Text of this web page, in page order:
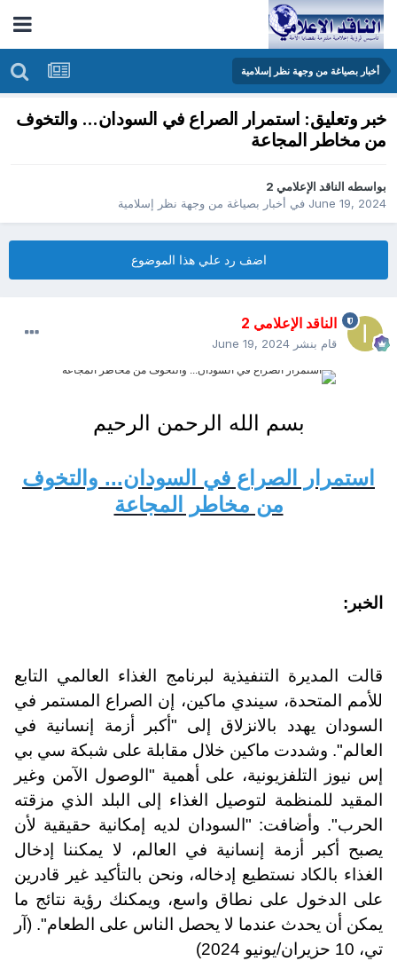
أخبار بصياغة من وجهة نظر إسلامية
خبر وتعليق: استمرار الصراع في السودان... والتخوف
من مخاطر المجاعة
بواسطهالناقد الإعلامي 2
June 19, 2024في أخبار بصياغة من وجهة نظر إسلامية
اضف رد علي هذا الموضوع
الناقد الإعلامي 2
قام بنشر June 19, 2024
بسم الله الرحمن الرحيم
استمرار الصراع في السودان... والتخوف
من مخاطر المجاعة
الخبر:
قالت المديرة التنفيذية لبرنامج الغذاء العالمي التابع
للأمم المتحدة، سيندي ماكين، إن الصراع المستمر في
السودان يهدد بالانزلاق إلى "أكبر أزمة إنسانية في
العالم". وشددت ماكين خلال مقابلة على شبكة سي بي
إس نيوز التلفزيونية، على أهمية "الوصول الآمن وغير
المقيد للمنظمة لتوصيل الغذاء إلى البلد الذي مزقته
الحرب". وأضافت: "السودان لديه إمكانية حقيقية لأن
يصبح أكبر أزمة إنسانية في العالم، لا يمكننا إدخال
الغذاء بالكاد نستطيع إدخاله، ونحن بالتأكيد غير قادرين
على الدخول على نطاق واسع، ويمكنك رؤية نتائج ما
يمكن أن يحدث عندما لا يحصل الناس على الطعام". (آر
تي ، 10 حزيران/يونيو 2024)